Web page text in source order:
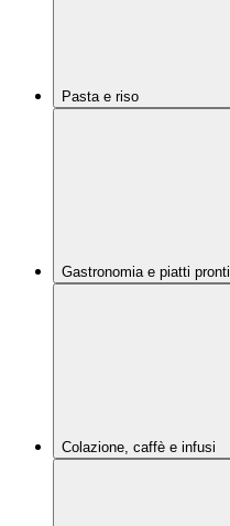
Pasta e riso
Gastronomia e piatti pronti
Colazione, caffè e infusi